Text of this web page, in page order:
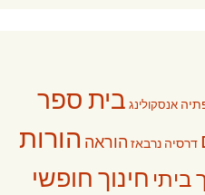
אנסקולינג בית ספר
דרסיה נרבאז הוראה הורות
ביתי חינוך חופשי